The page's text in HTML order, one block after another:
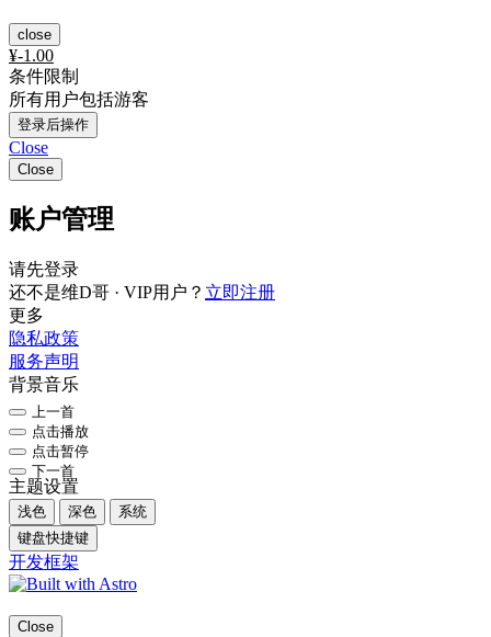
close
¥-1.00
条件限制
所有用户包括游客
登录后操作
Close
Close
账户管理
请先登录
还不是维D哥 · VIP用户？ 立即注册
更多
隐私政策
服务声明
背景音乐
上一首
点击播放
点击暂停
下一首
主题设置
浅色 深色
系统
键盘快捷键
开发框架
Close